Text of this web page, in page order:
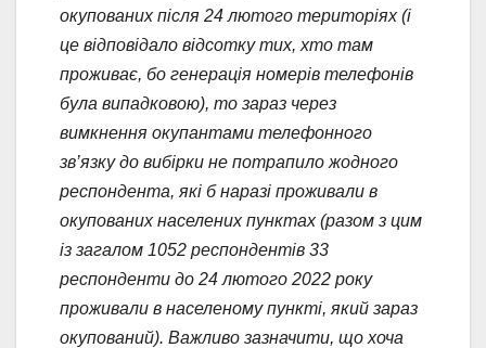
окупованих після 24 лютого територіях (і
це відповідало відсотку тих, хто там
проживає, бо генерація номерів телефонів
була випадковою), то зараз через
вимкнення окупантами телефонного
зв’язку до вибірки не потрапило жодного
респондента, які б наразі проживали в
окупованих населених пунктах(разом з цим
із загалом 1052 респондентів 33
респонденти до 24 лютого 2022 року
проживали в населеному пункті, який зараз
окупований). Важливо зазначити, що хоча